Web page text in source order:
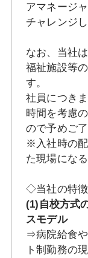
アマネージ
チャレンジ
なお、当社
福祉施設等
す。
社員につき
時間を考慮
ので予めご
※入社時の
た現場にな
◇当社の特徴
(1)自校方式
スモデル
⇒病院給食
ト制勤務の